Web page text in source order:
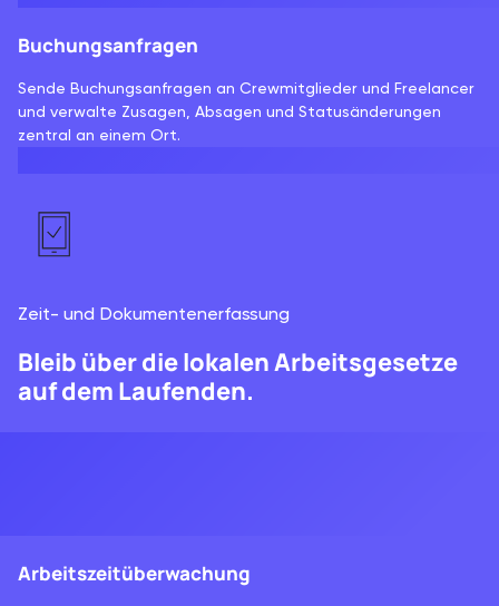
Buchungsanfragen
Sende Buchungsanfragen an Crewmitglieder und Freelancer
und verwalte Zusagen, Absagen und Statusänderungen
zentral an einem Ort.
Zeit- und Dokumentenerfassung
Bleib über die lokalen Arbeitsgesetze
auf dem Laufenden.
Arbeitszeitüberwachung